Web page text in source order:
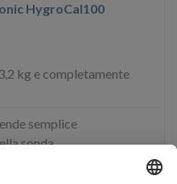
HygroCal100
kg e completamente
semplice
sonda
eseguire la convalida